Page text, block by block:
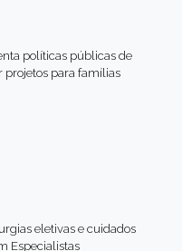
políticas públicas de
projetos para famílias
eletivas e cuidados
Especialistas